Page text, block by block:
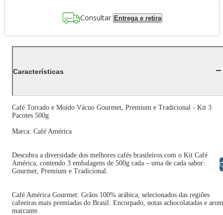
Consultar Entrega e retira
Características
Café Torrado e Moído Vácuo Gourmet, Premium e Tradicional - Kit 3
Pacotes 500g
Marca: Café América
Descubra a diversidade dos melhores cafés brasileiros com o Kit Café
América, contendo 3 embalagens de 500g cada – uma de cada sabor:
Gourmet, Premium e Tradicional.
Café América Gourmet: Grãos 100% arábica, selecionados das regiões
cafeeiras mais premiadas do Brasil. Encorpado, notas achocolatadas e
marcante.
Libras